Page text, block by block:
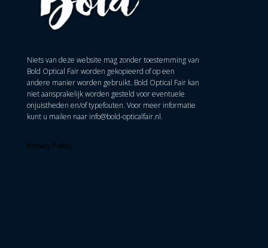
Niets van deze website mag zonder toestemming van
Bold Optical Fair worden gekopieerd of op een
andere manier worden gebruikt. Bold Optical Fair kan
niet aansprakelijk worden gesteld voor eventuele
onjuistheden en/of typefouten. Voor meer informatie
kunt u mailen naar info@bold-opticalfair.nl.
Privacy Policy